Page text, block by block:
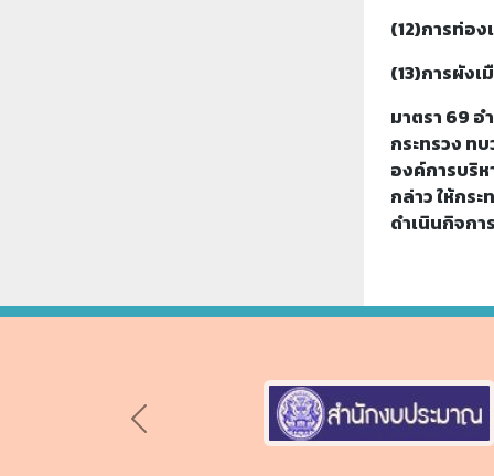
(12)การท่อง
(13)การผังเ
มาตรา 69 อ
กระทรวง ท
องค์การบริ
กล่าว ให้กร
ดำเนินกิจก
Previous